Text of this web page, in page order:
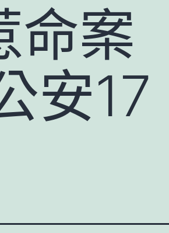
命案
安17